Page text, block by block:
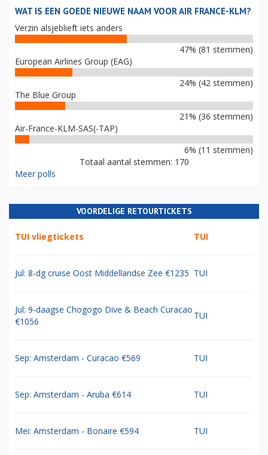
WAT IS EEN GOEDE NIEUWE NAAM VOOR AIR FRANCE-KLM?
Verzin alsjeblieft iets anders
47% (81 stemmen)
European Airlines Group (EAG)
24% (42 stemmen)
The Blue Group
21% (36 stemmen)
Air-France-KLM-SAS(-TAP)
6% (11 stemmen)
Totaal aantal stemmen: 170
Meer polls
VOORDELIGE RETOURTICKETS
TUI vliegtickets TUI
Jul: 8-dg cruise Oost Middellandse Zee €1235 TUI
Jul: 9-daagse Chogogo Dive & Beach Curacao
€1056
TUI
Sep: Amsterdam - Curacao €569 TUI
Sep: Amsterdam - Aruba €614 TUI
Mei: Amsterdam - Bonaire €594 TUI